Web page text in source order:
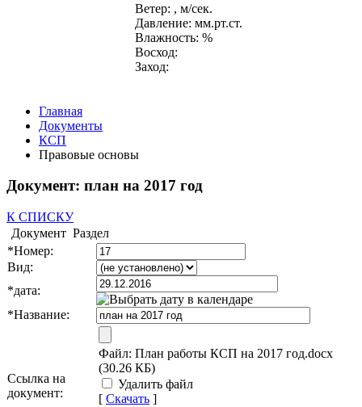
Ветер: , м/сек.
Давление: мм.рт.ст.
Влажность: %
Восход:
Заход:
Главная
Документы
КСП
Правовые основы
Документ: план на 2017 год
К СПИСКУ
Документ Раздел
*Номер:
Вид:
*дата:
*Название:
Ссылка на
документ:
Файл: План работы КСП на 2017 год.docx
(30.26 КБ)
Удалить файл
[ Скачать ]